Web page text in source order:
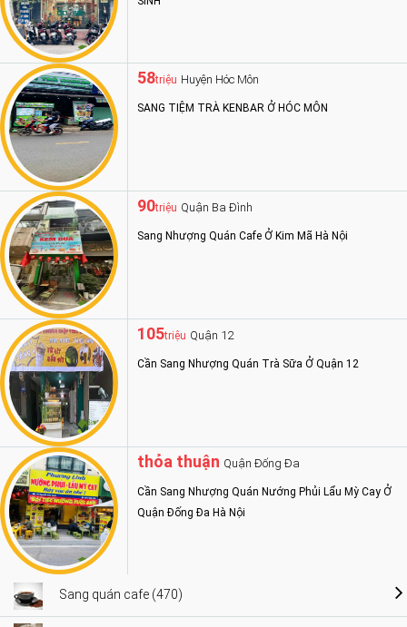
58triệu Huyện Hóc Môn
SANG TIỆM TRÀ KENBAR Ở HÓC MÔN
90triệu Quận Ba Đình
Sang Nhượng Quán Cafe Ở Kim Mã Hà Nội
105triệu Quận 12
Cần Sang Nhượng Quán Trà Sữa Ở Quận 12
thỏa thuận Quận Đống Đa
Cần Sang Nhượng Quán Nướng Phủi Lẩu Mỳ Cay Ở
Quận Đống Đa Hà Nội
Sang quán cafe (470)